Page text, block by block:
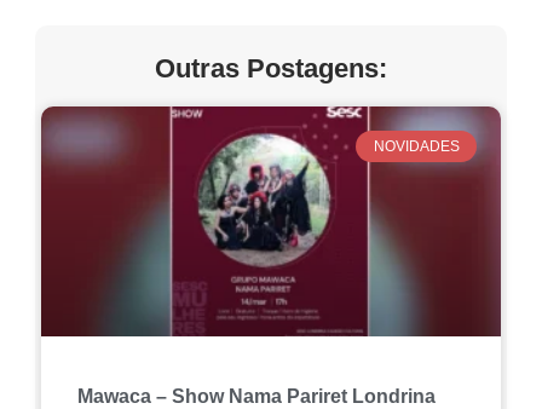
Outras Postagens:
NOVIDADES
Mawaca – Show Nama Pariret Londrina